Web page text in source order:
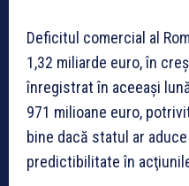
Deficitul comercial al
1,32 miliarde euro, în
înregistrat în aceeaşi
971 milioane euro,
bine dacă statul ar
predictibilitate în